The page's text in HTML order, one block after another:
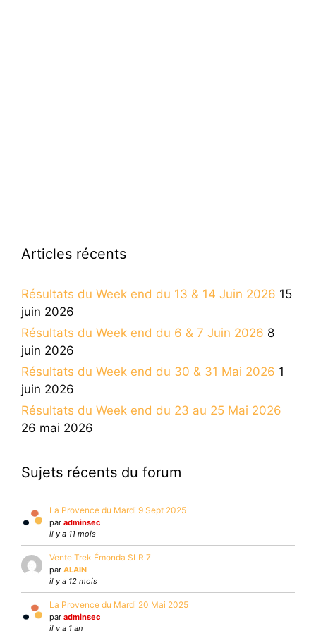
Articles récents
Résultats du Week end du 13 & 14 Juin 2026 15
juin 2026
Résultats du Week end du 6 & 7 Juin 2026 8
juin 2026
Résultats du Week end du 30 & 31 Mai 2026 1
juin 2026
Résultats du Week end du 23 au 25 Mai 2026
26 mai 2026
Sujets récents du forum
La Provence du Mardi 9 Sept 2025
par adminsec
il y a 11 mois
Vente Trek Émonda SLR 7
par ALAIN
il y a 12 mois
La Provence du Mardi 20 Mai 2025
par adminsec
il y a 1 an